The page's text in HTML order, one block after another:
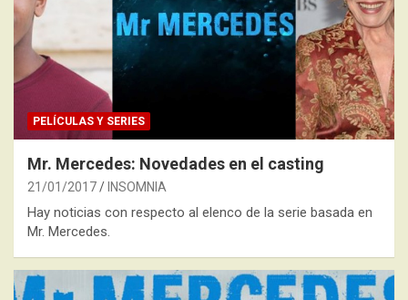
PELÍCULAS Y SERIES
Mr. Mercedes: Novedades en el casting
21/01/2017 INSOMNIA
Hay noticias con respecto al elenco de la serie basada en
Mr. Mercedes.